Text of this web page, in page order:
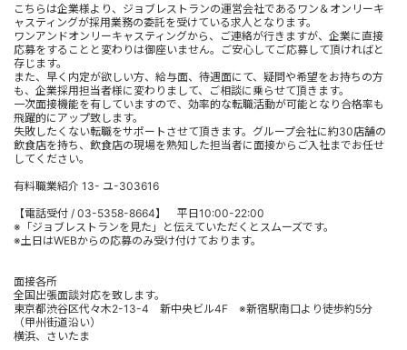
こちらは企業様より、ジョブレストランの運営会社であるワン＆オンリーキ
ャスティングが採用業務の委託を受けている求人となります。
ワンアンドオンリーキャスティングから、ご連絡が行きますが、企業に直接
応募をすることと変わりは御座いません。ご安心してご応募して頂ければと
存じます。
また、早く内定が欲しい方、給与面、待遇面にて、疑問や希望をお持ちの方
も、企業採用担当者様に変わりまして、ご相談に乗らせて頂きます。
一次面接機能を有していますので、効率的な転職活動が可能となり合格率も
飛躍的にアップ致します。
失敗したくない転職をサポートさせて頂きます。グループ会社に約30店舗の
飲食店を持ち、飲食店の現場を熟知した担当者に面接からご入社までお任せ
してください。
有料職業紹介 13- ユ-303616
【電話受付 / 03-5358-8664】 平日10:00-22:00
※「ジョブレストランを見た」と伝えていただくとスムーズです。
※土日はWEBからの応募のみ受け付けております。
面接各所
全国出張面談対応を致します。
東京都渋谷区代々木2-13-4 新中央ビル4F ※新宿駅南口より徒歩約5分
（甲州街道沿い）
横浜、さいたま